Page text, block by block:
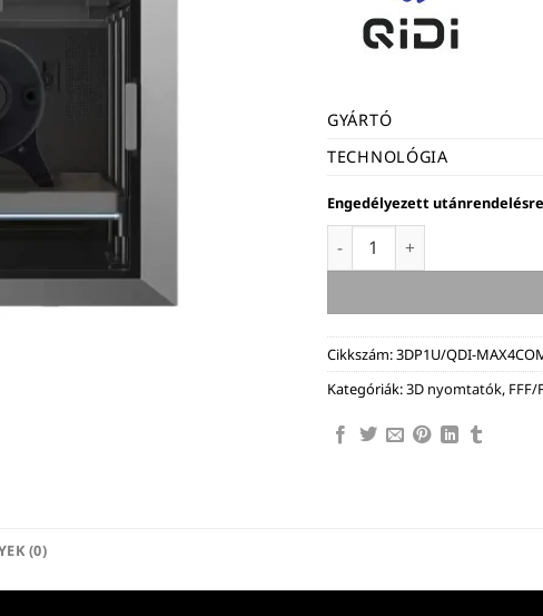
GYÁRTÓ
TECHNOLÓGIA
Engedélyezett utánrendelésre
QIDI Tech Max4 Combo -
Cikkszám:3DP1U/QDI-
Kategóriák:3D nyomtatók,
(0)